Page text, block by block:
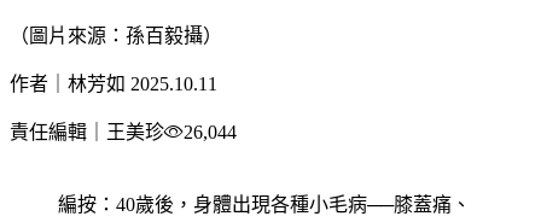
（圖片來源：孫百毅攝）
作者｜林芳如 2025.10.11
責任編輯｜王美珍 26,044
編按：40歲後，身體出現各種小毛病──膝蓋痛、